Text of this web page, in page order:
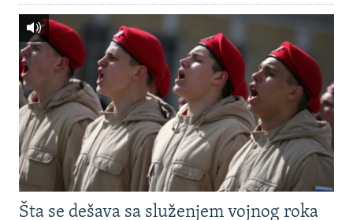
Šta se dešava sa služenjem vojnog roka